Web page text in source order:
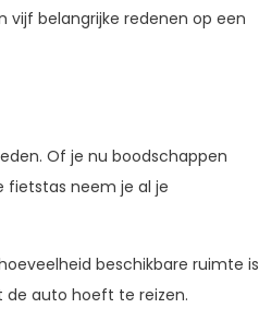
vijf belangrijke redenen op een
Of je nu boodschappen
fietstas neem je al je
beschikbare ruimte is
de auto hoeft te reizen.